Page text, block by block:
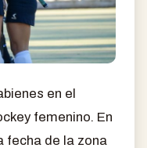
en el
femenino. En
fecha de la zona